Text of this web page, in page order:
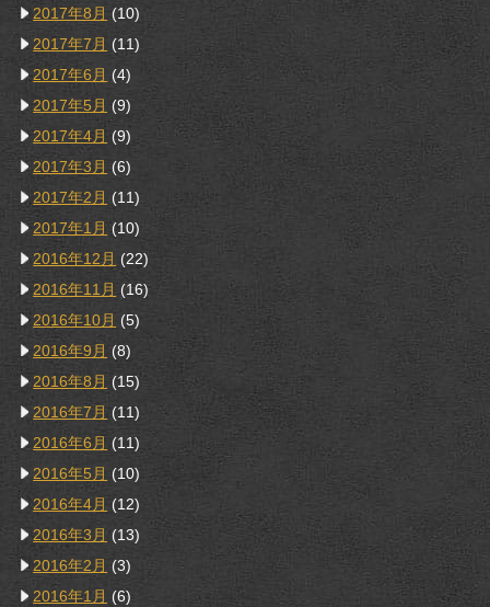
2017年8月 (10)
2017年7月 (11)
2017年6月 (4)
2017年5月 (9)
2017年4月 (9)
2017年3月 (6)
2017年2月 (11)
2017年1月 (10)
2016年12月 (22)
2016年11月 (16)
2016年10月 (5)
2016年9月 (8)
2016年8月 (15)
2016年7月 (11)
2016年6月 (11)
2016年5月 (10)
2016年4月 (12)
2016年3月 (13)
2016年2月 (3)
2016年1月 (6)